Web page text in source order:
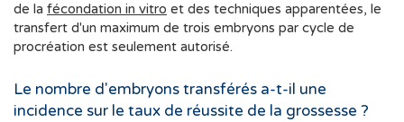
de la fécondation in vitro
transfert d'un maximum de trois embryons par cycle de
procréation est seulement autorisé.
Le nombre d'embryons transférés a-t-il une
incidence sur le taux de réussite de la grossesse ?